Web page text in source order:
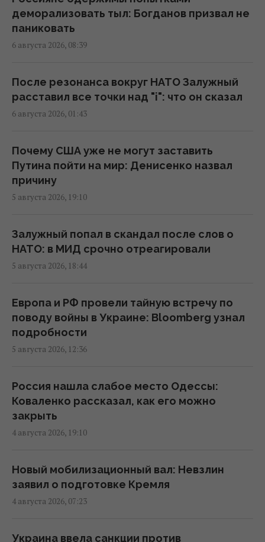
18:30 четверг, 06 августа 2026
Налоговая передаст Минобороны данные
правительства
18:22 четверг, 06 августа 2026
зимой: эксперт дал неожиданный прогноз
17:52 четверг, 06 августа 2026
Экспорт до 15% не сорвет накопление газа
17:14 четверг, 06 августа 2026
Несмотря на жару, Украина экспортирует
отключения
17:07 четверг, 06 августа 2026
Нацбанк ослабил гривню: официальный
16:00 четверг, 06 августа 2026
Перевод денег на карту становится
вызовом: какие необычные новации вводят
15:34 четверг, 06 августа 2026
"Мы впервые готовимся к зиме так, как
Александр Харченко
деморализовать тыл: Богданов призвал не
паниковать
6 августа 2026, 08:39
После резонанса вокруг НАТО Залужный
расставил все точки над "i": что он сказал
6 августа 2026, 01:43
Почему США уже не могут заставить
Путина пойти на мир: Денисенко назвал
причину
5 августа 2026, 19:10
Залужный попал в скандал после слов о
НАТО: в МИД срочно отреагировали
5 августа 2026, 18:44
Европа и РФ провели тайную встречу по
поводу войны в Украине: Bloomberg узнал
подробности
5 августа 2026, 12:36
Россия нашла слабое место Одессы:
Коваленко рассказал, как его можно
закрыть
4 августа 2026, 19:10
Новый мобилизационный вал: Невзлин
заявил о подготовке Кремля
4 августа 2026, 07:23
Украина ввела санкции против